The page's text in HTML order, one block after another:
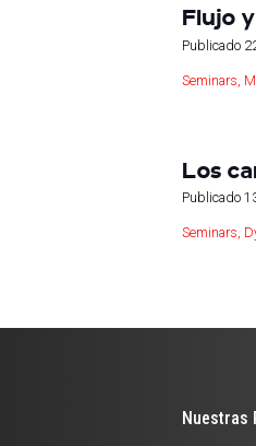
Flujo
Publicado
Seminars
Los
Publicado
Seminars,
Nuestras